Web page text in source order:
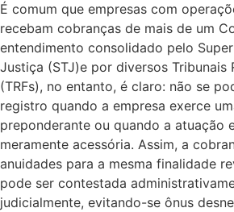
É comum que empresas com
recebam cobranças de mais de um
entendimento consolidado pelo
Justiça (STJ)e por diversos Tribunais
(TRFs), no entanto, é claro: não se
registro quando a empresa exerce
preponderante ou quando a atuação
meramente acessória. Assim, a
anuidades para a mesma finalidade
pode ser contestada
judicialmente, evitando-se ônus